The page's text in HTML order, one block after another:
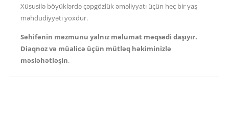
Xüsusilə böyüklərdə çəpgözlük əməliyyatı üçün heç bir yaş
məhdudiyyəti yoxdur.
Səhifənin məzmunu yalnız məlumat məqsədi daşıyır.
Diaqnoz və müalicə üçün mütləq həkiminizlə
məsləhətləşin.